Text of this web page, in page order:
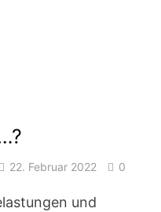
22. Februar 2022 0
und